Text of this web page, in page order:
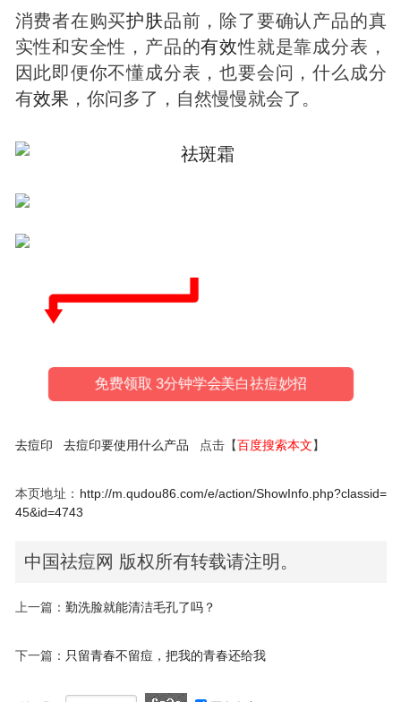
消费者在购买护肤品前，除了要确认产品的真
实性和安全性，产品的有效性就是靠成分表，
因此即便你不懂成分表，也要会问，什么成分
有效果 ，你问多了，自然慢慢就会了。
免费领取 3分钟学会美白祛痘妙招
去痘印 去痘印要使用什么产品 点击【百度搜索本文】
本页地址： http://m.qudou86.com/e/action/ShowInfo.php?classid=
45&id=4743
中国祛痘网 版权所有转载请注明。
上一篇： 勤洗脸就能清洁毛孔了吗？
下一篇： 只留青春不留痘，把我的青春还给我